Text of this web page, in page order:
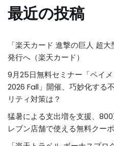
最近の投稿
「楽天カード 進撃の巨人 超
発行へ（楽天カード）
9月25日無料セミナー「ペイ
2026 Fall」開催、巧妙化する
リティ対策は？
猛暑による支出増を支援、
レブン店舗で使える無料クー